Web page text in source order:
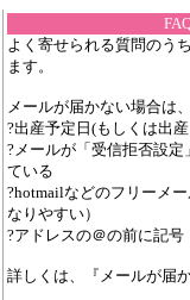
よく寄せられる質問のう
ます。
メールが届かない場合は
?出産予定日(もしくは出
?メールが「受信拒否設
ている
?hotmailなどのフリーメ
なりやすい）
?アドレスの＠の前に記
詳しくは、『メールが届